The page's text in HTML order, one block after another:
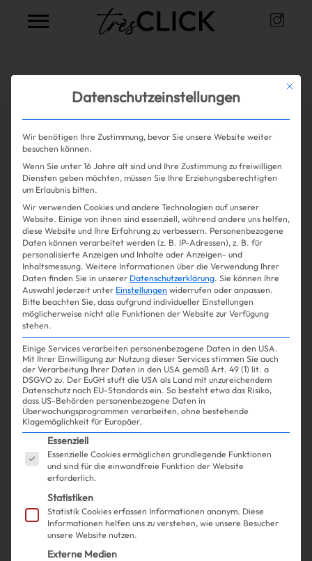
Shopping
Gossip
Experience
Win Win
Alle Artikel zum ThemaBody
Positivity
Experience Life Shopping| 17.06.2025
Diese eine Pilates-Pose ist
besser für deine Hüfte als 2
Stunden Massage
Mehr lesen
Mit
Datenschutzeinstellungen
Wir benötigen Ihre Zustimmung, bevor Sie unsere Website weiter
besuchen können.
Wenn Sie unter 16 Jahre alt sind und Ihre Zustimmung zu freiwilligen
Diensten geben möchten, müssen Sie Ihre Erziehungsberechtigten
um Erlaubnis bitten.
Wir verwenden Cookies und andere Technologien auf unserer
Website. Einige von ihnen sind essenziell, während andere uns helfen,
diese Website und Ihre Erfahrung zu verbessern. Personenbezogene
Daten können verarbeitet werden (z. B. IP-Adressen), z. B. für
personalisierte Anzeigen und Inhalte oder Anzeigen- und
Inhaltsmessung. Weitere Informationen über die Verwendung Ihrer
Daten finden Sie in unserer Datenschutzerklärung. Sie können Ihre
Auswahl jederzeit unter Einstellungen widerrufen oder anpassen.
Bitte beachten Sie, dass aufgrund individueller Einstellungen
möglicherweise nicht alle Funktionen der Website zur Verfügung
stehen.
Einige Services verarbeiten personenbezogene Daten in den USA.
Mit Ihrer Einwilligung zur Nutzung dieser Services stimmen Sie auch
der Verarbeitung Ihrer Daten in den USA gemäß Art. 49 (1) lit. a
DSGVO zu. Der EuGH stuft die USA als Land mit unzureichendem
Datenschutz nach EU-Standards ein. So besteht etwa das Risiko,
dass US-Behörden personenbezogene Daten in
Überwachungsprogrammen verarbeiten, ohne bestehende
Klagemöglichkeit für Europäer.
Es folgt eine Liste der Service-Gruppen, für die
Essenziell
Essenzielle Cookies ermöglichen grundlegende Funktionen
und sind für die einwandfreie Funktion der Website
erforderlich.
Statistiken
Statistik Cookies erfassen Informationen anonym. Diese
Informationen helfen uns zu verstehen, wie unsere Besucher
unsere Website nutzen.
Externe Medien